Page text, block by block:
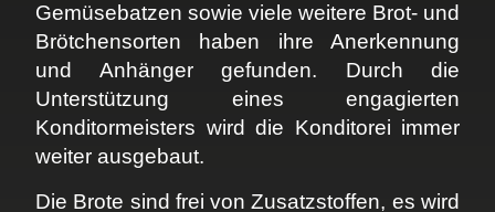
Gemüsebatzen sowie viele weitere Brot- und
Brötchensorten haben ihre Anerkennung
und Anhänger gefunden. Durch die
Unterstützung eines engagierten
Konditormeisters wird die Konditorei immer
weiter ausgebaut.
Die Brote sind frei von Zusatzstoffen, es wird